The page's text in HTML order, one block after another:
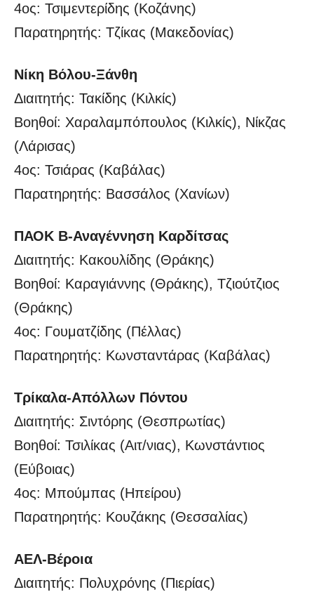
4ος: Τσιμεντερίδης (Κοζάνης)
Παρατηρητής: Τζίκας (Μακεδονίας)
Νίκη Βόλου-Ξάνθη
Διαιτητής: Τακίδης (Κιλκίς)
Βοηθοί: Χαραλαμπόπουλος (Κιλκίς), Νίκζας
(Λάρισας)
4ος: Τσιάρας (Καβάλας)
Παρατηρητής: Βασσάλος (Χανίων)
ΠΑΟΚ Β-Αναγέννηση Καρδίτσας
Διαιτητής: Κακουλίδης (Θράκης)
Βοηθοί: Καραγιάννης (Θράκης), Τζιούτζιος
(Θράκης)
4ος: Γουματζίδης (Πέλλας)
Παρατηρητής: Κωνσταντάρας (Καβάλας)
Τρίκαλα-Απόλλων Πόντου
Διαιτητής: Σιντόρης (Θεσπρωτίας)
Βοηθοί: Τσιλίκας (Αιτ/νιας), Κωνστάντιος
(Εύβοιας)
4ος: Μπούμπας (Ηπείρου)
Παρατηρητής: Κουζάκης (Θεσσαλίας)
ΑΕΛ-Βέροια
Διαιτητής: Πολυχρόνης (Πιερίας)